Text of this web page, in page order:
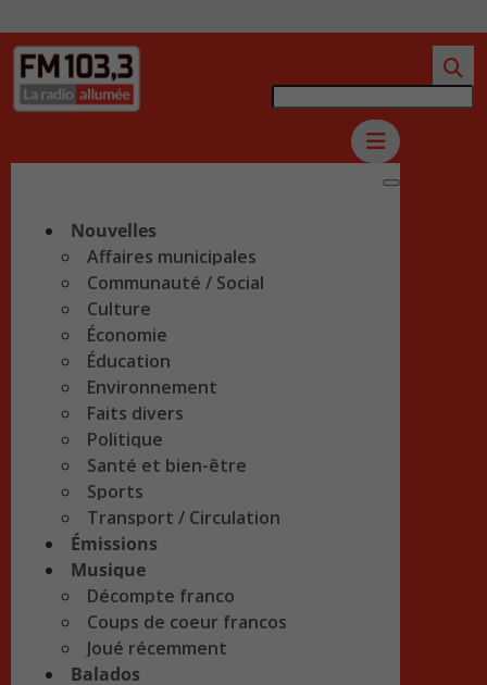
Nouvelles
Affaires municipales
Communauté / Social
Culture
Économie
Éducation
Environnement
Faits divers
Politique
Santé et bien-être
Sports
Transport / Circulation
Émissions
Musique
Décompte franco
Coups de coeur francos
Joué récemment
Balados